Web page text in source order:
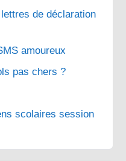
de déclaration
amoureux
pas chers ?
scolaires session